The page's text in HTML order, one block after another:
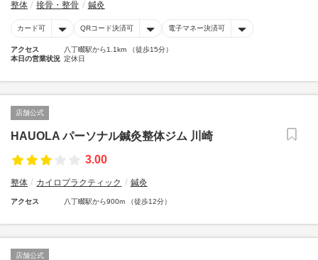
整体 接骨・整骨 鍼灸
カード可 QRコード決済可 電子マネー決済可
アクセス
八丁畷駅から1.1km （徒歩15分）
本日の営業状況 定休日
店舗公式
HAUOLA パーソナル鍼灸整体ジム 川崎
3.00
整体 カイロプラクティック 鍼灸
アクセス 八丁畷駅から900m （徒歩12分）
店舗公式